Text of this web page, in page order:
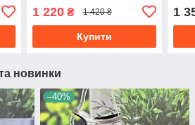
1 220₴ 1 420 ₴
Купити
1
новинки
–40%